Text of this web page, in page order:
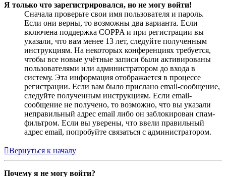
Я только что зарегистрировался, но не могу войти!
Сначала проверьте свои имя пользователя и пароль.
Если они верны, то возможны два варианта. Если
включена поддержка COPPA и при регистрации вы
указали, что вам менее 13 лет, следуйте полученным
инструкциям. На некоторых конференциях требуется,
чтобы все новые учётные записи были активированы
пользователями или администратором до входа в
систему. Эта информация отображается в процессе
регистрации. Если вам было прислано email-сообщение,
следуйте полученным инструкциям. Если email-
сообщение не получено, то возможно, что вы указали
неправильный адрес email либо он заблокирован спам-
фильтром. Если вы уверены, что ввели правильный
адрес email, попробуйте связаться с администратором.
Вернуться к началу
Почему я не могу войти?